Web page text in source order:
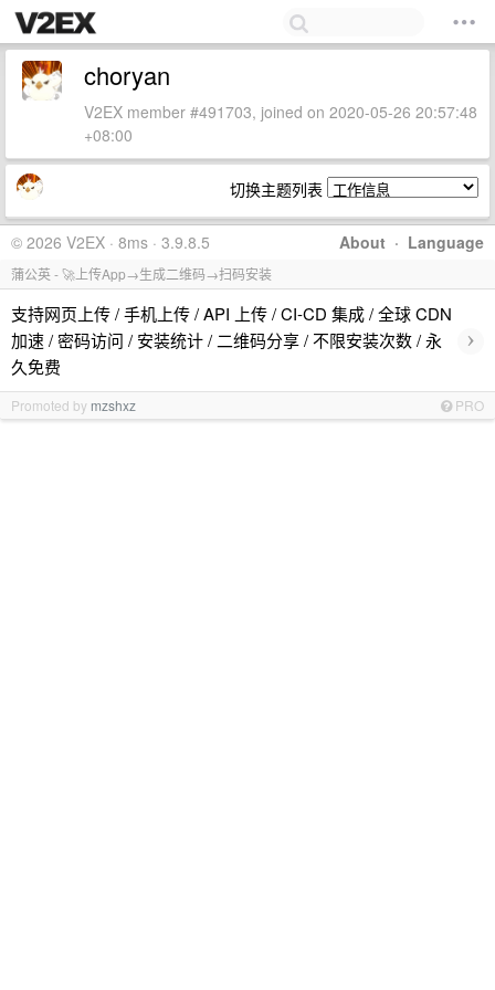
choryan
V2EX member #491703, joined on 2020-05-26 20:57:48
+08:00
切换主题列表
About · Language
© 2026 V2EX · 8ms · 3.9.8.5
蒲公英 - 🚀上传App→生成二维码→扫码安装
支持网页上传 / 手机上传 / API 上传 / CI-CD 集成 / 全球 CDN
加速 / 密码访问 / 安装统计 / 二维码分享 / 不限安装次数 / 永
久免费
›
Promoted by mzshxz PRO